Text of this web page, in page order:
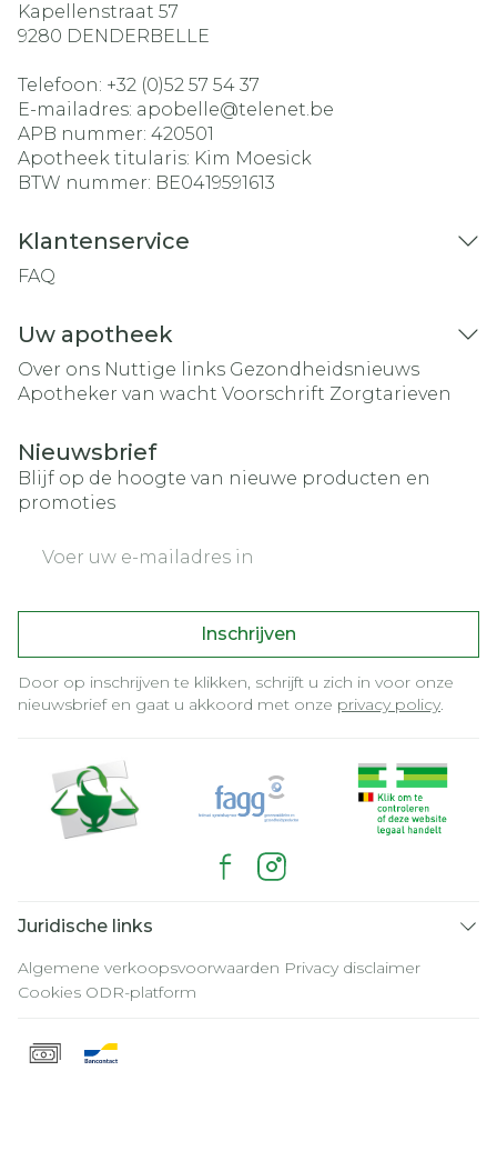
Kapellenstraat 57
9280 DENDERBELLE
Telefoon: +32 (0)52 57 54 37
E-mailadres: apobelle@telenet.be
APB nummer: 420501
Apotheek titularis: Kim Moesick
BTW nummer: BE0419591613
Klantenservice
FAQ
Uw apotheek
Over ons Nuttige links Gezondheidsnieuws
Apotheker van wacht Voorschrift Zorgtarieven
Nieuwsbrief
Blijf op de hoogte van nieuwe producten en
promoties
Inschrijven
Door op inschrijven te klikken, schrijft u zich in voor onze
nieuwsbrief en gaat u akkoord met onze privacy policy.
Juridische links
Algemene verkoopsvoorwaarden Privacy disclaimer
Cookies ODR-platform